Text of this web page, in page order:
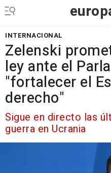
INTERNACIONAL
Zelenski
ley ante el
"fortalecer el
derecho"
Sigue en directo las
guerra en Ucrania